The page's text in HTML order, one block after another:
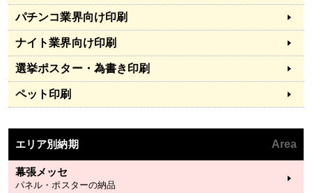
パチンコ業界向け印刷
ナイト業界向け印刷
選挙ポスター・為書き印刷
ペット印刷
エリア別納期 Area
幕張メッセ
パネル・ポスターの納品